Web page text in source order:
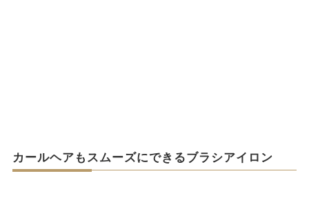
カールヘアもスムーズにできるブラシアイロン